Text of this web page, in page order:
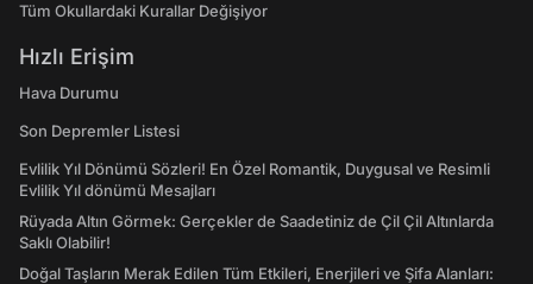
Tüm Okullardaki Kurallar Değişiyor
Hızlı Erişim
Hava Durumu
Son Depremler Listesi
Evlilik Yıl Dönümü Sözleri! En Özel Romantik, Duygusal ve Resimli
Evlilik Yıl dönümü Mesajları
Rüyada Altın Görmek: Gerçekler de Saadetiniz de Çil Çil Altınlarda
Saklı Olabilir!
Doğal Taşların Merak Edilen Tüm Etkileri, Enerjileri ve Şifa Alanları: